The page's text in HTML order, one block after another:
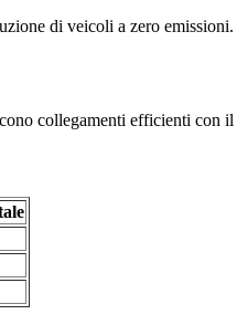
di veicoli a zero emissioni.
collegamenti efficienti con il